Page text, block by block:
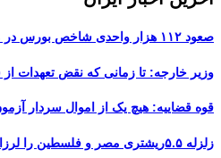
صعود ۱۱۲ هزار واحدی شاخص بورس در معاملات امروز
وزیر خارجه: تا زمانی که نقض تعهدات
قوه قضاییه: هیچ یک از اموال سردار
زلزله ۵.۵ریشتری مصر و فلسطین را لرزاند